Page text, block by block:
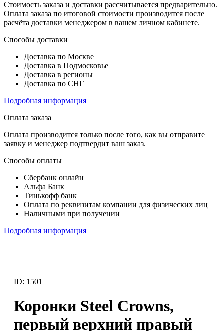
Стоимость заказа и доставки рассчитывается предварительно.
Оплата заказа по итоговой стоимости производится после
расчёта доставки менеджером в вашем личном кабинете.
Способы доставки
Доставка по Москве
Доставка в Подмосковье
Доставка в регионы
Доставка по СНГ
Подробная информация
Оплата заказа
Оплата производится только после того, как вы отправите
заявку и менеджер подтвердит ваш заказ.
Способы оплаты
Сбербанк онлайн
Альфа Банк
Тинькофф банк
Оплата по реквизитам компании для физических лиц
Наличными при получении
Подробная информация
ID: 1501
Коронки Steel Crowns,
первый верхний правый